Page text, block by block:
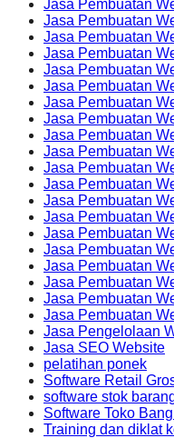
Jasa Pembuatan
Jasa Pembuatan
Jasa Pembuatan
Jasa Pembuatan
Jasa Pembuatan
Jasa Pembuatan
Jasa Pembuatan
Jasa Pembuatan
Jasa Pembuatan
Jasa Pembuatan
Jasa Pembuatan
Jasa Pembuatan
Jasa Pembuatan
Jasa Pembuatan
Jasa Pembuatan
Jasa Pembuatan
Jasa Pembuatan
Jasa Pembuatan
Jasa Pembuatan
Jasa Pembuatan
Jasa Pengelolaan
Jasa SEO Website
pelatihan ponek
Software Retail
software stok
Software Toko
Training dan diklat